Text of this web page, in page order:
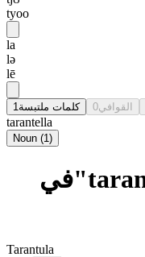
tyoo
la
lə
lē
كلمات ملتبسة 1 القوافي0
tarantella
Noun (1)
تعريف ومعنى "tarantula"في
Tarantula